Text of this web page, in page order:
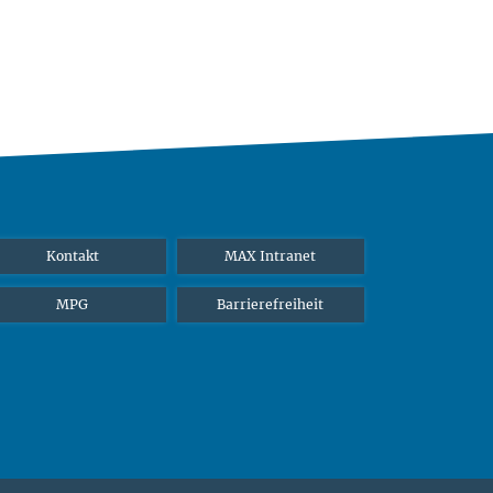
Kontakt MAX Intranet
MPG Barrierefreiheit